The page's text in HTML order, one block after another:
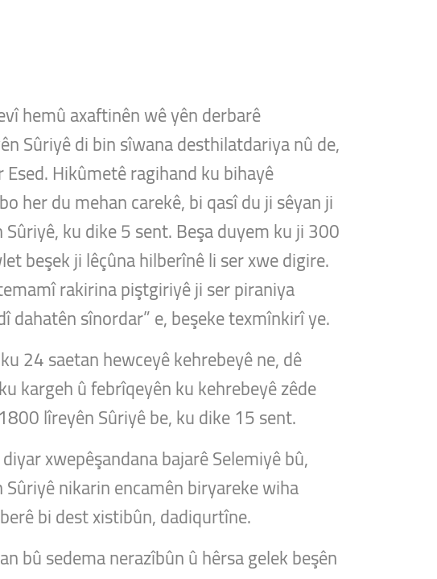
hemû axaftinên wê yên derbarê
Sûriyê di bin sîwana desthilatdariya nû de,
Hikûmetê ragihand ku bihayê
her du mehan carekê, bi qasî du ji sêyan ji
ku dike 5 sent. Beşa duyem ku ji 300
beşek ji lêçûna hilberînê li ser xwe digire.
rakirina piştgiriyê ji ser piraniya
sînordar” e, beşeke texmînkirî ye.
24 saetan hewceyê kehrebeyê ne, dê
kargeh û febrîqeyên ku kehrebeyê zêde
lîreyên Sûriyê be, ku dike 15 sent.
xwepêşandana bajarê Selemiyê bû,
nikarin encamên biryareke wiha
bi dest xistibûn, dadiqurtîne.
bû sedema nerazîbûn û hêrsa gelek beşên